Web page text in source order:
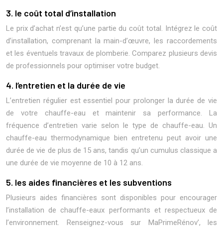
3. le coût total d’installation
Le prix d’achat n’est qu’une partie du coût total. Intégrez le coût
d’installation, comprenant la main-d’œuvre, les raccordements
et les éventuels travaux de plomberie. Comparez plusieurs devis
de professionnels pour optimiser votre budget.
4. l’entretien et la durée de vie
L’entretien régulier est essentiel pour prolonger la durée de vie
de votre chauffe-eau et maintenir sa performance. La
fréquence d’entretien varie selon le type de chauffe-eau. Un
chauffe-eau thermodynamique bien entretenu peut avoir une
durée de vie de plus de 15 ans, tandis qu’un cumulus classique a
une durée de vie moyenne de 10 à 12 ans.
5. les aides financières et les subventions
Plusieurs aides financières sont disponibles pour encourager
l’installation de chauffe-eaux performants et respectueux de
l’environnement. Renseignez-vous sur MaPrimeRénov’, les